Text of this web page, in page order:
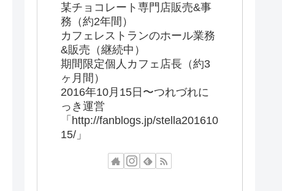
某チョコレート専門店販売&事
務（約2年間）
カフェレストランのホール業務
&販売（継続中）
期間限定個人カフェ店長（約3
ヶ月間）
2016年10月15日〜つれづれに
っき運営
「http://fanblogs.jp/stella201610
15/」